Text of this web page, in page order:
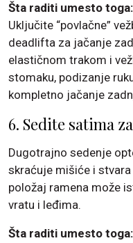
Šta raditi umesto toga:
Uključite “povlačne”
deadlifta za jačanje
elastičnom trakom i
stomaku, podizanje
kompletno jačanje
6. Sedite satima
Dugotrajno sedenje
skraćuje mišiće i
položaj ramena može
vratu i leđima.
Šta raditi umesto toga: